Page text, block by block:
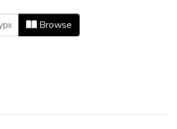
in International
Browse